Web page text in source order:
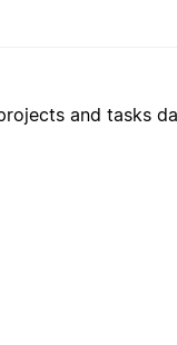
and tasks